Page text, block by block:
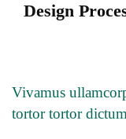
Design
Vivamus
tortor tortor